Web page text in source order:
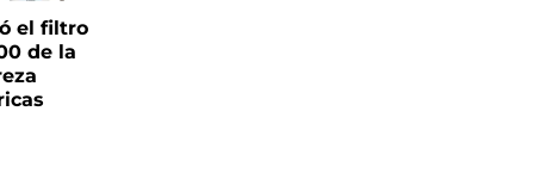
el filtro
de la